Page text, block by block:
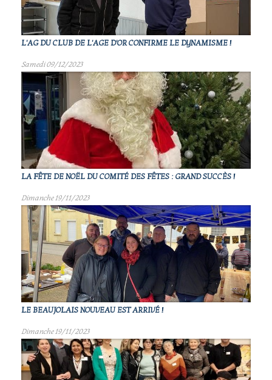
L'AG DU CLUB DE L'AGE D'OR CONFIRME LE DYNAMISME !
Samedi 09/12/2023
LA FÊTE DE NOËL DU COMITÉ DES FÊTES : GRAND SUCCÈS !
Dimanche 19/11/2023
LE BEAUJOLAIS NOUVEAU EST ARRIVÉ !
Dimanche 19/11/2023